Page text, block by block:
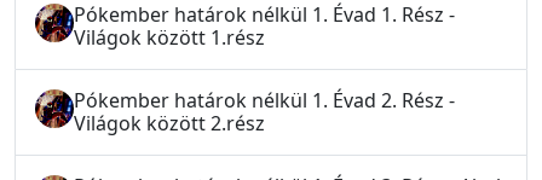
Pókember határok nélkül 1. Évad 1. Rész -
Világok között 1.rész
Pókember határok nélkül 1. Évad 2. Rész -
Világok között 2.rész